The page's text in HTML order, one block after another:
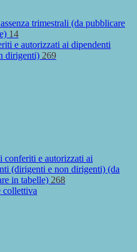
trimestrali (da pubblicare
14
e autorizzati ai dipendenti
dirigenti) 269
conferiti e autorizzati ai
(dirigenti e non dirigenti) (da
in tabelle) 268
collettiva